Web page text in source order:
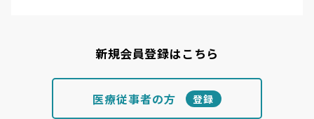
新規会員登録はこちら
医療従事者の方 登録